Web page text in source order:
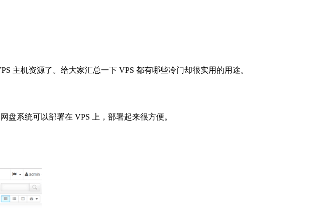
主机资源了。给大家汇总一下 VPS 都有哪些冷门却很实用的用途。
盘系统可以部署在 VPS 上，部署起来很方便。